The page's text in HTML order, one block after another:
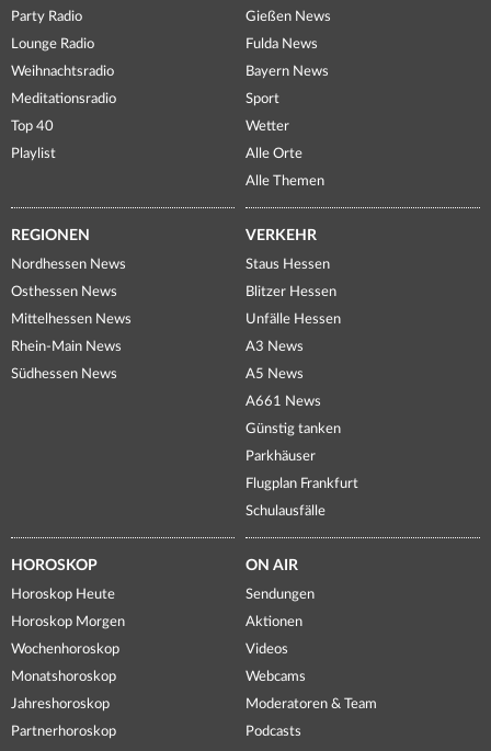
Party Radio
Lounge Radio
Weihnachtsradio
Meditationsradio
Top 40
Playlist
Gießen News
Fulda News
Bayern News
Sport
Wetter
Alle Orte
Alle Themen
REGIONEN
Nordhessen News
Osthessen News
Mittelhessen News
Rhein-Main News
Südhessen News
VERKEHR
Staus Hessen
Blitzer Hessen
Unfälle Hessen
A3 News
A5 News
A661 News
Günstig tanken
Parkhäuser
Flugplan Frankfurt
Schulausfälle
HOROSKOP
Horoskop Heute
Horoskop Morgen
Wochenhoroskop
Monatshoroskop
Jahreshoroskop
Partnerhoroskop
ON AIR
Sendungen
Aktionen
Videos
Webcams
Moderatoren & Team
Podcasts